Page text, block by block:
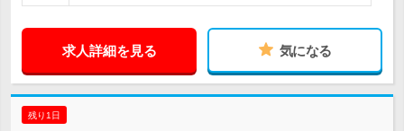
求人詳細を見る 気になる
残り1日